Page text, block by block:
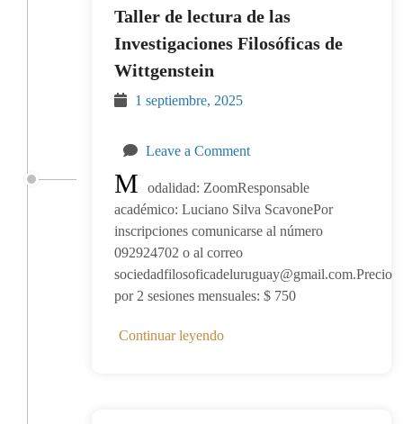
Taller de lectura de las
Investigaciones Filosóficas de
Wittgenstein
1 septiembre, 2025
Leave a Comment
M
odalidad: ZoomResponsable
académico: Luciano Silva ScavonePor
inscripciones comunicarse al número
092924702 o al correo
sociedadfilosoficadeluruguay@gmail.com.Precio
por 2 sesiones mensuales: $ 750
Continuar leyendo